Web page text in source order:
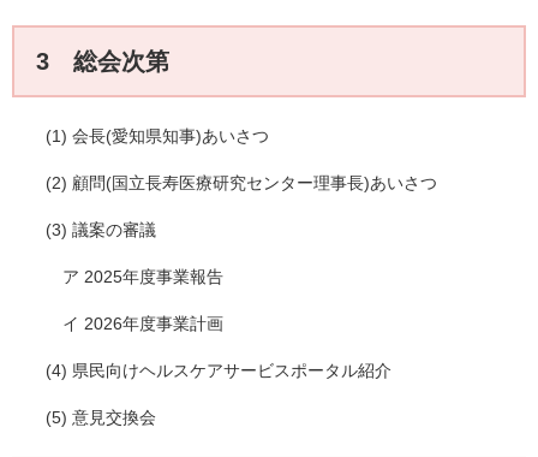
3 総会次第
(1) 会長(愛知県知事)あいさつ
(2) 顧問(国立長寿医療研究センター理事長)あいさつ
(3) 議案の審議
ア 2025年度事業報告
イ 2026年度事業計画
(4) 県民向けヘルスケアサービスポータル紹介
(5) 意見交換会